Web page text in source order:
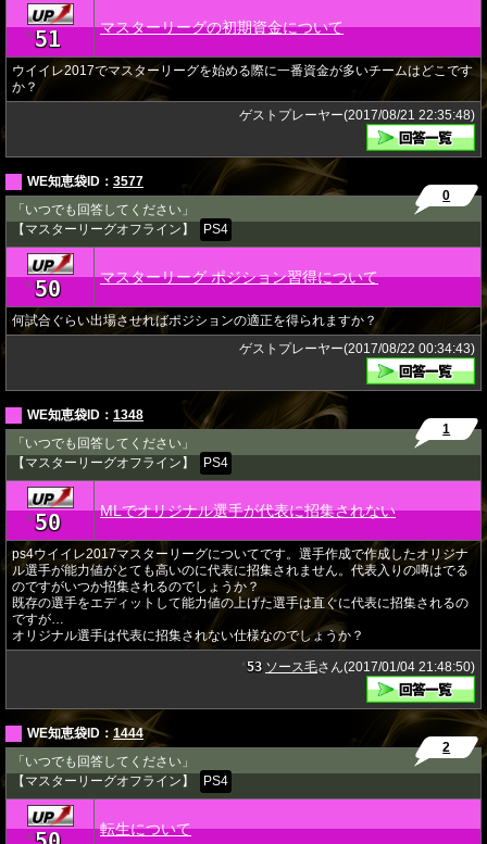
★51 マスターリーグの初期資金について
ウイイレ2017でマスターリーグを始める際に一番資金が多いチームはどこです
か？
ゲストプレーヤー(2017/08/21 22:35:48)
WE知恵袋ID： 3577
「いつでも回答してください」
【マスターリーグオフライン】
PS4
0
★50 マスターリーグ ポジション習得について
何試合ぐらい出場させればポジションの適正を得られますか？
ゲストプレーヤー(2017/08/22 00:34:43)
WE知恵袋ID： 1348
「いつでも回答してください」
【マスターリーグオフライン】
PS4
1
★50 MLでオリジナル選手が代表に招集されない
ps4ウイイレ2017マスターリーグについてです。選手作成で作成したオリジナ
ル選手が能力値がとても高いのに代表に招集されません。代表入りの噂はでる
のですがいつか招集されるのでしょうか？
既存の選手をエディットして能力値の上げた選手は直ぐに代表に招集されるの
ですが…
オリジナル選手は代表に招集されない仕様なのでしょうか？
53 ソース毛さん(2017/01/04 21:48:50)
WE知恵袋ID： 1444
「いつでも回答してください」
【マスターリーグオフライン】
PS4
2
★ 転生について